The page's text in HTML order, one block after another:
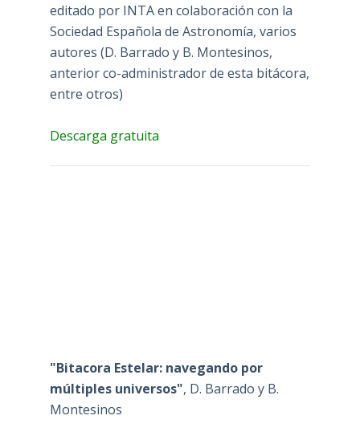
editado por INTA en colaboración con la
Sociedad Española de Astronomía, varios
autores (D. Barrado y B. Montesinos,
anterior co-administrador de esta bitácora,
entre otros)
Descarga gratuita
"Bitacora Estelar: navegando por
múltiples universos", D. Barrado y B.
Montesinos